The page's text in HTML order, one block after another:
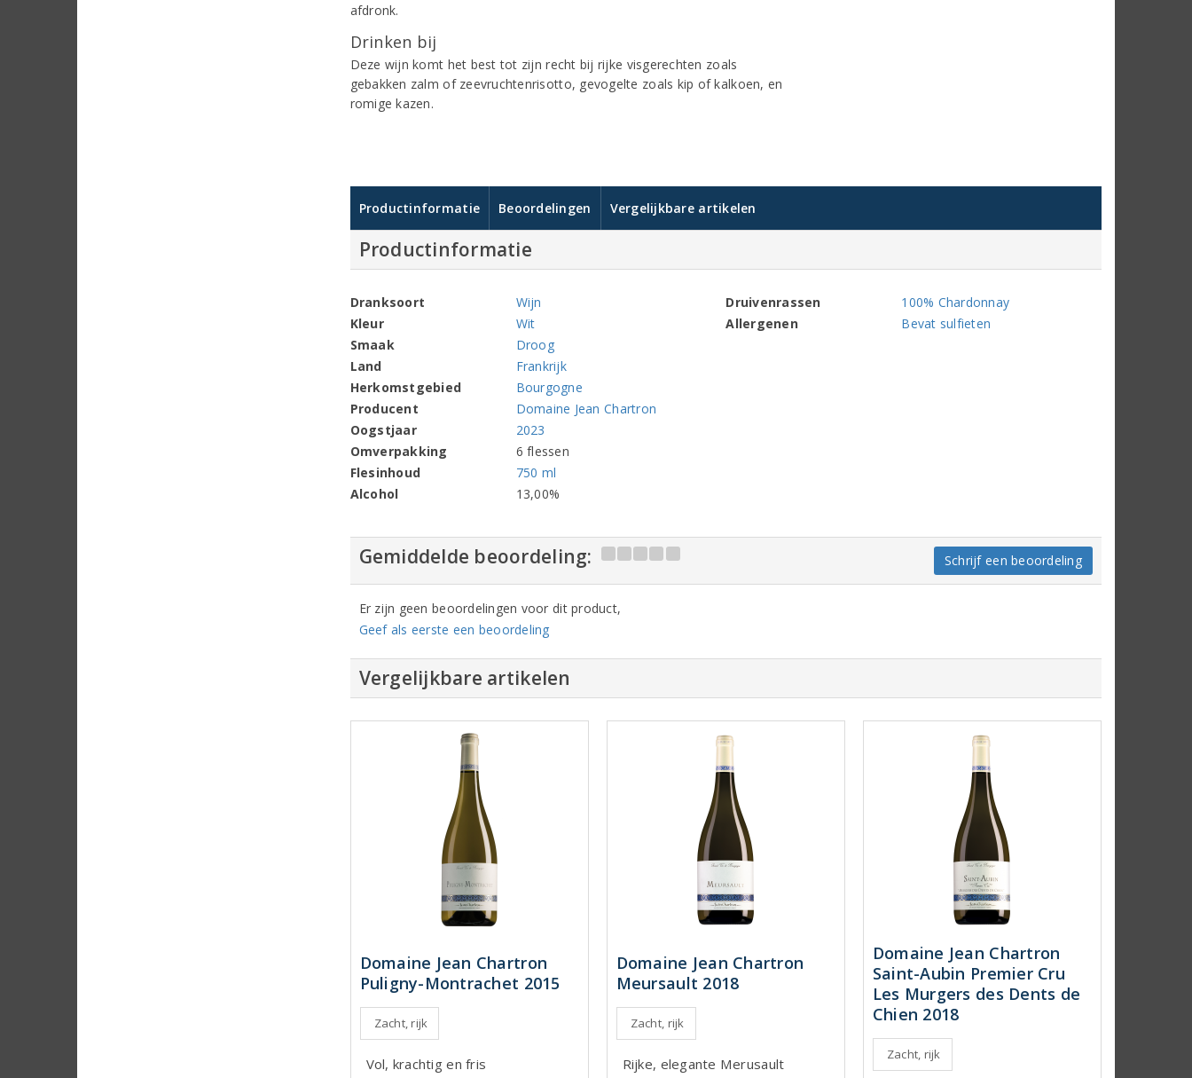
afdronk.
Drinken bij
Deze wijn komt het best tot zijn recht bij rijke visgerechten zoals
gebakken zalm of zeevruchtenrisotto, gevogelte zoals kip of kalkoen, en
romige kazen.
Productinformatie Beoordelingen Vergelijkbare artikelen
Productinformatie
Dranksoort
Wijn
Kleur
Wit
Smaak
Droog
Land
Frankrijk
Herkomstgebied
Bourgogne
Producent
Domaine Jean Chartron
Oogstjaar
2023
Omverpakking
6 flessen
Flesinhoud
750 ml
Alcohol
13,00%
Druivenrassen
100% Chardonnay
Allergenen
Bevat sulfieten
Gemiddelde beoordeling: Schrijf een beoordeling
Er zijn geen beoordelingen voor dit product,
Geef als eerste een beoordeling
Vergelijkbare artikelen
Domaine Jean Chartron
Puligny-Montrachet 2015
Zacht, rijk
Vol, krachtig en fris
Domaine Jean Chartron
Meursault 2018
Zacht, rijk
Rijke, elegante Merusault
Domaine Jean Chartron
Saint-Aubin Premier Cru
Les Murgers des Dents de
Chien 2018
Zacht, rijk